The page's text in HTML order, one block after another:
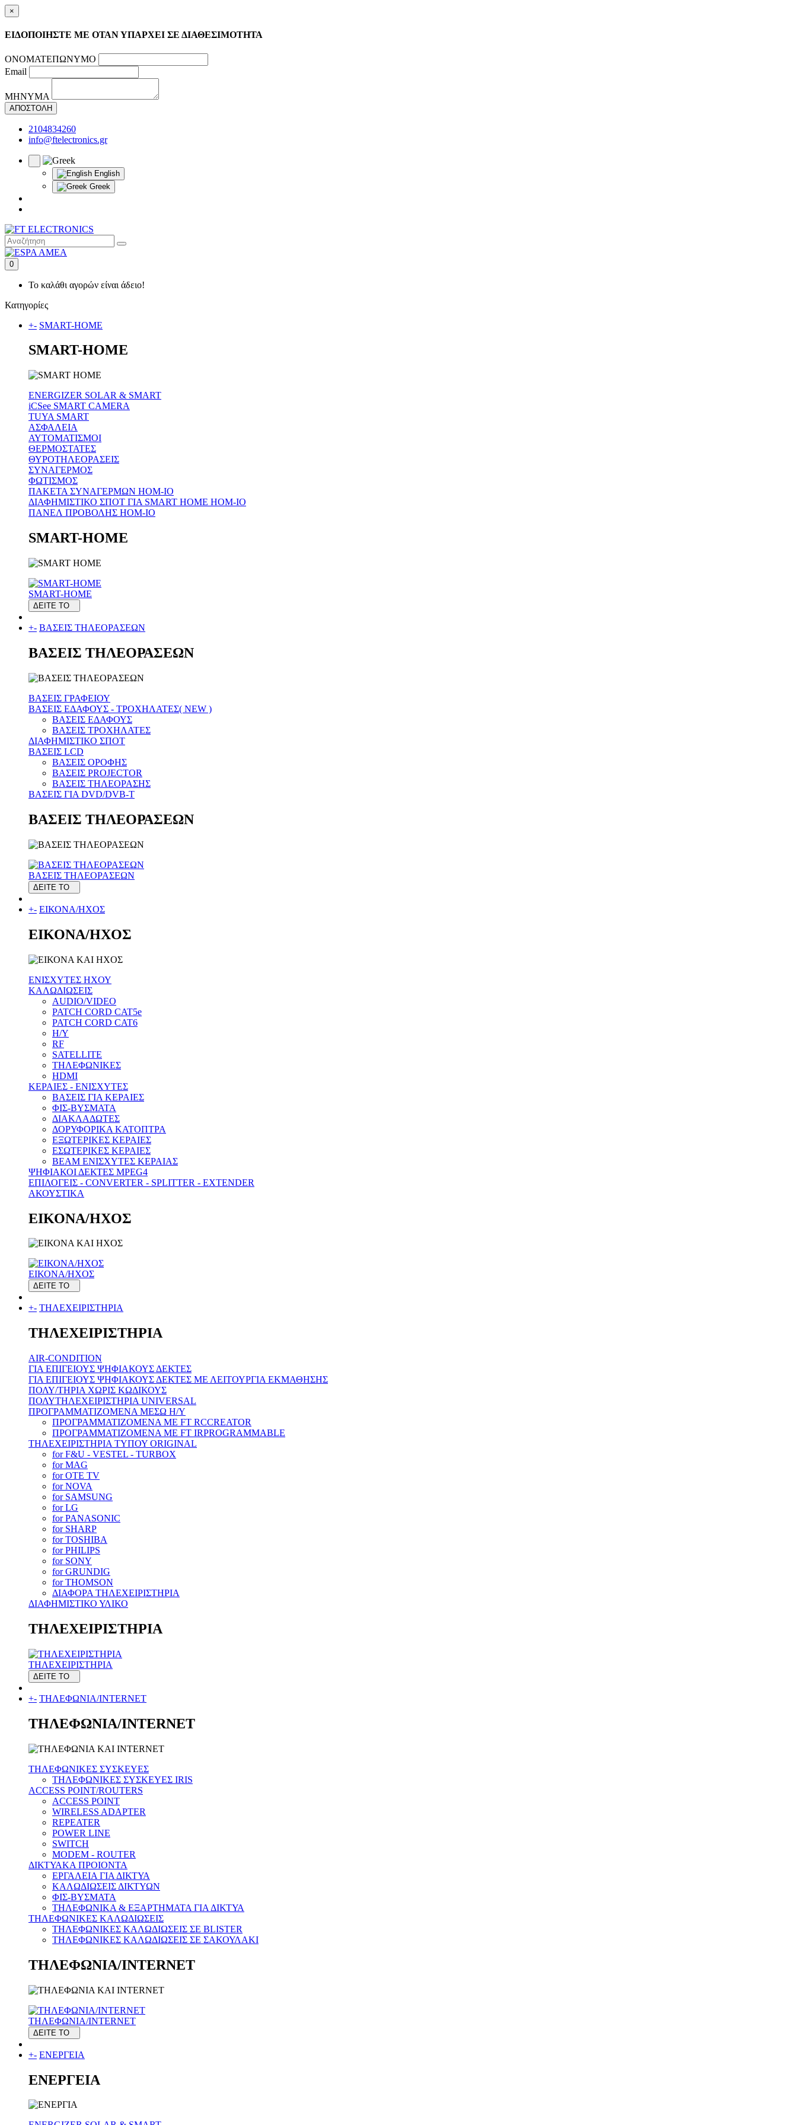
×
ΕΙΔΟΠΟΙΗΣΤΕ ΜΕ ΟΤΑΝ ΥΠΑΡΧΕΙ ΣΕ ΔΙΑΘΕΣΙΜΟΤΗΤΑ
ΟΝΟΜΑΤΕΠΩΝΥΜΟ
Email
ΜΗΝΥΜΑ
ΑΠΟΣΤΟΛΗ
2104834260
info@ftelectronics.gr
English
Greek
0
Το καλάθι αγορών είναι άδειο!
Κατηγορίες
+- SMART-HOME
SMART-HOME
ENERGIZER SOLAR & SMART
iCSee SMART CAMERA
TUYA SMART
ΑΣΦΑΛΕΙΑ
ΑΥΤΟΜΑΤΙΣΜΟΙ
ΘΕΡΜΟΣΤΑΤΕΣ
ΘΥΡΟΤΗΛΕΟΡΑΣΕΙΣ
ΣΥΝΑΓΕΡΜΟΣ
ΦΩΤΙΣΜΟΣ
ΠΑΚΕΤΑ ΣΥΝΑΓΕΡΜΩΝ HOM-IO
ΔΙΑΦΗΜΙΣΤΙΚΟ ΣΠΟΤ ΓΙΑ SMART HOME HOM-IO
ΠΑΝΕΛ ΠΡΟΒΟΛΗΣ HOM-IO
SMART-HOME
SMART-HOME
ΔΕΙΤΕ ΤΟ
+- ΒΑΣΕΙΣ ΤΗΛΕΟΡΑΣΕΩΝ
ΒΑΣΕΙΣ ΤΗΛΕΟΡΑΣΕΩΝ
ΒΑΣΕΙΣ ΓΡΑΦΕΙΟΥ
ΒΑΣΕΙΣ ΕΔΑΦΟΥΣ - ΤΡΟΧΗΛΑΤΕΣ( NEW )
ΒΑΣΕΙΣ ΕΔΑΦΟΥΣ
ΒΑΣΕΙΣ ΤΡΟΧΗΛΑΤΕΣ
ΔΙΑΦΗΜΙΣΤΙΚΟ ΣΠΟΤ
ΒΑΣΕΙΣ LCD
ΒΑΣΕΙΣ ΟΡΟΦΗΣ
ΒΑΣΕΙΣ PROJECTOR
ΒΑΣΕΙΣ ΤΗΛΕΟΡΑΣΗΣ
ΒΑΣΕΙΣ ΓΙΑ DVD/DVB-T
ΒΑΣΕΙΣ ΤΗΛΕΟΡΑΣΕΩΝ
ΒΑΣΕΙΣ ΤΗΛΕΟΡΑΣΕΩΝ
ΔΕΙΤΕ ΤΟ
+- ΕΙΚΟΝΑ/ΗΧΟΣ
ΕΙΚΟΝΑ/ΗΧΟΣ
ΕΝΙΣΧΥΤΕΣ ΗΧΟΥ
ΚΑΛΩΔΙΩΣΕΙΣ
AUDIO/VIDEO
PATCH CORD CAT5e
PATCH CORD CAT6
H/Y
RF
SATELLITE
ΤΗΛΕΦΩΝΙΚΕΣ
HDMI
ΚΕΡΑΙΕΣ - ENΙΣΧΥΤΕΣ
ΒΑΣΕΙΣ ΓΙΑ ΚΕΡΑΙΕΣ
ΦΙΣ-ΒΥΣΜΑΤΑ
ΔΙΑΚΛΑΔΩΤΕΣ
ΔΟΡΥΦΟΡΙΚΑ ΚΑΤΟΠΤΡΑ
ΕΞΩΤΕΡΙΚΕΣ ΚΕΡΑΙΕΣ
ΕΣΩΤΕΡΙΚΕΣ ΚΕΡΑΙΕΣ
BEAM ΕΝΙΣΧΥΤΕΣ ΚΕΡΑΙΑΣ
ΨΗΦΙΑΚΟΙ ΔΕΚΤΕΣ MPEG4
ΕΠΙΛΟΓΕΙΣ - CONVERTER - SPLITTER - EXTENDER
ΑΚΟΥΣΤΙΚΑ
ΕΙΚΟΝΑ/ΗΧΟΣ
ΕΙΚΟΝΑ/ΗΧΟΣ
ΔΕΙΤΕ ΤΟ
+- ΤΗΛΕΧΕΙΡΙΣΤΗΡΙΑ
ΤΗΛΕΧΕΙΡΙΣΤΗΡΙΑ
AIR-CONDITION
ΓΙΑ ΕΠΙΓΕΙΟΥΣ ΨΗΦΙΑΚΟΥΣ ΔΕΚΤΕΣ
ΓΙΑ ΕΠΙΓΕΙΟΥΣ ΨΗΦΙΑΚΟΥΣ ΔΕΚΤΕΣ ΜΕ ΛΕΙΤΟΥΡΓΙΑ ΕΚΜΑΘΗΣΗΣ
ΠΟΛΥ/ΤΗΡΙΑ ΧΩΡΙΣ ΚΩΔΙΚΟΥΣ
ΠΟΛΥΤΗΛΕΧΕΙΡΙΣΤΗΡΙΑ UNIVERSAL
ΠΡΟΓΡΑΜΜΑΤΙΖΟΜΕΝΑ ΜΕΣΩ H/Y
ΠΡΟΓΡΑΜΜΑΤΙΖΟΜΕΝΑ ΜΕ FT RCCREATOR
ΠΡΟΓΡΑΜΜΑΤΙΖΟΜΕΝΑ ΜΕ FT IRPROGRAMMABLE
ΤΗΛΕΧΕΙΡΙΣΤΗΡΙΑ ΤΥΠΟΥ ORIGINAL
for F&U - VESTEL - TURBOX
for MAG
for OTE TV
for NOVA
for SAMSUNG
for LG
for PANASONIC
for SHARP
for TOSHIBA
for PHILIPS
for SONY
for GRUNDIG
for THOMSON
ΔΙΑΦΟΡΑ ΤΗΛΕΧΕΙΡΙΣΤΗΡΙΑ
ΔΙΑΦΗΜΙΣΤΙΚΟ ΥΛΙΚΟ
ΤΗΛΕΧΕΙΡΙΣΤΗΡΙΑ
ΤΗΛΕΧΕΙΡΙΣΤΗΡΙΑ
ΔΕΙΤΕ ΤΟ
+- ΤΗΛΕΦΩΝΙΑ/INTERNET
ΤΗΛΕΦΩΝΙΑ/INTERNET
ΤΗΛΕΦΩΝΙΚΕΣ ΣΥΣΚΕΥΕΣ
ΤΗΛΕΦΩΝΙΚΕΣ ΣΥΣΚΕΥΕΣ IRIS
ACCESS POINT/ROUTERS
ACCESS POINT
WIRELESS ADAPTER
REPEATER
POWER LINE
SWITCH
MODEM - ROUTER
ΔΙΚΤΥΑΚΑ ΠΡΟΙΟΝΤΑ
ΕΡΓΑΛΕΙΑ ΓΙΑ ΔΙΚΤΥΑ
ΚΑΛΩΔΙΩΣΕΙΣ ΔΙΚΤΥΩΝ
ΦΙΣ-ΒΥΣΜΑΤΑ
THΛΕΦΩΝΙΚΑ & ΕΞΑΡΤΗΜΑΤΑ ΓΙΑ ΔΙΚΤΥΑ
ΤΗΛΕΦΩΝΙΚΕΣ ΚΑΛΩΔΙΩΣΕΙΣ
ΤΗΛΕΦΩΝΙΚΕΣ ΚΑΛΩΔΙΩΣΕΙΣ ΣΕ BLISTER
ΤΗΛΕΦΩΝΙΚΕΣ ΚΑΛΩΔΙΩΣΕΙΣ ΣΕ ΣΑΚΟΥΛΑΚΙ
ΤΗΛΕΦΩΝΙΑ/INTERNET
ΤΗΛΕΦΩΝΙΑ/INTERNET
ΔΕΙΤΕ ΤΟ
+- ΕΝΕΡΓΕΙΑ
ΕΝΕΡΓΕΙΑ